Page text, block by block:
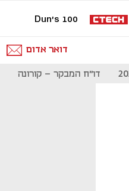
Dun's 100
דואר אדום
דו"ח המבקר - קורונה